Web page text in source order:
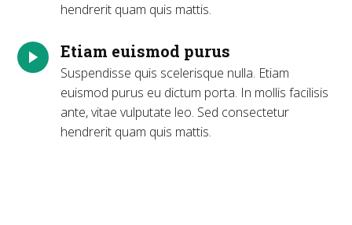
hendrerit quam quis mattis.
Etiam euismod purus
Suspendisse quis scelerisque nulla. Etiam
euismod purus eu dictum porta. In mollis facilisis
ante, vitae vulputate leo. Sed consectetur
hendrerit quam quis mattis.